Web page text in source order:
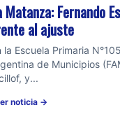
Matanza: Fernando
al ajuste
la Escuela Primaria
de Municipios
y...
noticia →